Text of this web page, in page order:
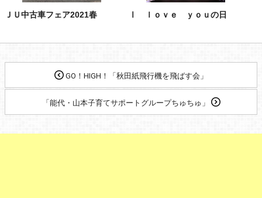
ＪＵ中古車フェア2021春 Ⅰ ｌｏｖｅ ｙｏｕの日
GO！HIGH！「秋田紙飛行機を飛ばす会」
「能代・山本子育てサポートグループちゅちゅ」